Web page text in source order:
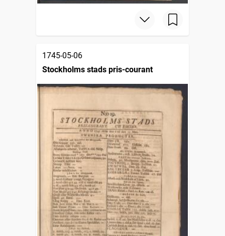
1745-05-06
Stockholms stads pris-courant